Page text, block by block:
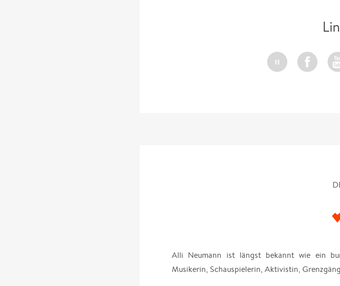
H
Alli Neumann ist längst bekannt wie ein
Musikerin, Schauspielerin, Aktivistin,